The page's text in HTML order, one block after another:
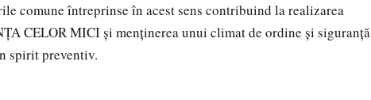
comune întreprinse în acest sens contribuind la realizarea
CELOR MICI și menținerea unui climat de ordine și siguranță
spirit preventiv.